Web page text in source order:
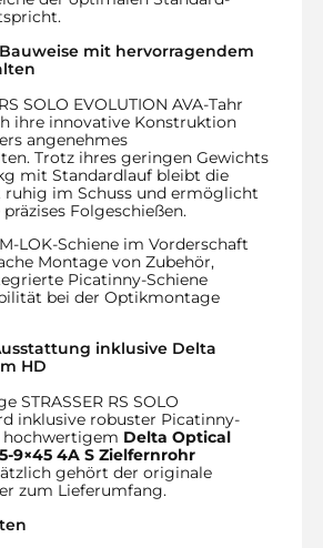
mit hervorragendem
SOLO EVOLUTION AVA-Tahr
ihre innovative Konstruktion
angenehmes
Trotz ihres geringen Gewichts
mit Standardlauf bleibt die
ruhig im Schuss und ermöglicht
Folgeschießen.
LOK-Schiene im Vorderschaft
Montage von Zubehör,
Picatinny-Schiene
bei der Optikmontage
inklusive Delta
HD
STRASSER RS SOLO
inklusive robuster Picatinny-
hochwertigem Delta Optical
9×45 4A S Zielfernrohr
gehört der originale
zum Lieferumfang.